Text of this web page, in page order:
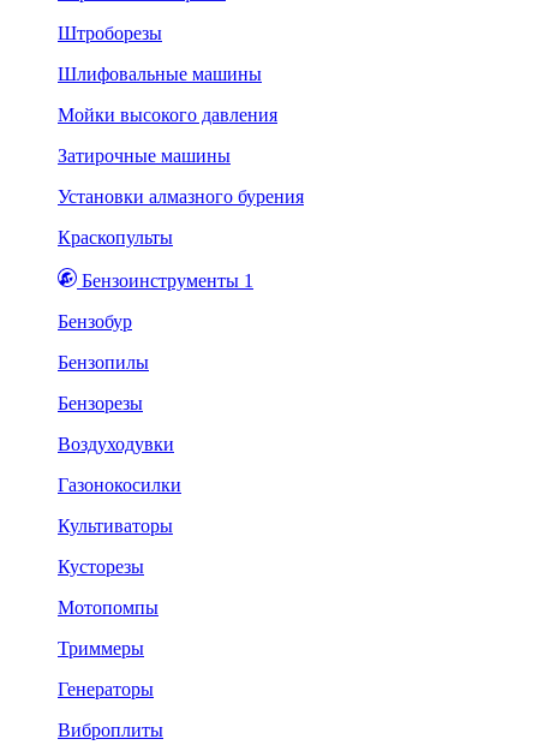
Штроборезы
Шлифовальные машины
Мойки высокого давления
Затирочные машины
Установки алмазного бурения
Краскопульты
Бензоинструменты 1
Бензобур
Бензопилы
Бензорезы
Воздуходувки
Газонокосилки
Культиваторы
Кусторезы
Мотопомпы
Триммеры
Генераторы
Виброплиты